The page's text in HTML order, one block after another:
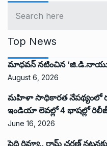
Top News
మాధవన్ నటించిన
August 6, 2026
మహిళా సాధికారత నేపథ్యంలో
ఇండియా లెవ‌ల్లో 4 భాష‌ల్లో
June 16, 2026
పెద్ది రివ్యూ.. రామ్ చరణ్